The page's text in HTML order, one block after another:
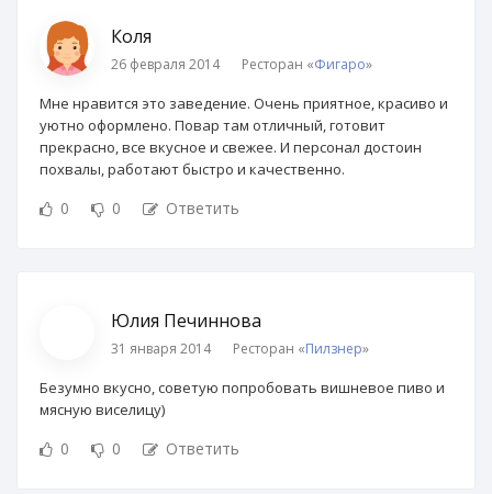
Коля
26 февраля 2014 Ресторан «Фигаро»
Мне нравится это заведение. Очень приятное, красиво и
уютно оформлено. Повар там отличный, готовит
прекрасно, все вкусное и свежее. И персонал достоин
похвалы, работают быстро и качественно.
0 0 Ответить
Юлия Печиннова
31 января 2014 Ресторан «Пилзнер»
Безумно вкусно, советую попробовать вишневое пиво и
мясную виселицу)
0 0 Ответить